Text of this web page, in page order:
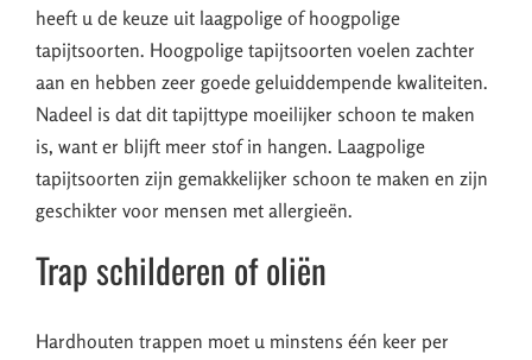
heeft u de keuze uit laagpolige of hoogpolige
tapijtsoorten. Hoogpolige tapijtsoorten voelen zachter
aan en hebben zeer goede geluiddempende kwaliteiten.
Nadeel is dat dit tapijttype moeilijker schoon te maken
is, want er blijft meer stof in hangen. Laagpolige
tapijtsoorten zijn gemakkelijker schoon te maken en zijn
geschikter voor mensen met allergieën.
Trap schilderen of oliën
Hardhouten trappen moet u minstens één keer per